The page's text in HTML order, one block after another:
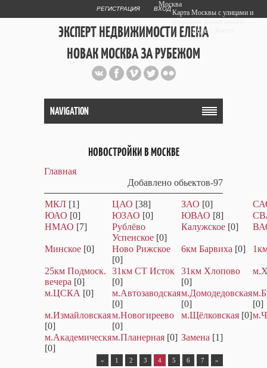
РЕГИСТРАЦИЯ ВХОД
ЭКСПЕРТ НЕДВИЖИМОСТИ ЕЛЕНА
НОВАК МОСКВА ЗА РУБЕЖОМ
Публичный сайт эксперта автора
web дизайнера+7 903 708 1884
NAVIGATION
НОВОСТРОЙКИ В МОСКВЕ
Главная
Добавлено обьектов-97
МКЛ [1] ЦАО [38] ЗАО [0]
ЮАО [0] ЮЗАО [0] ЮВАО [8]
НМАО [7]
Рублёво
Успенское [0]
Калужское [0]
Минское [0]
Ново Рижское
[0]
6км Барвиха [0]
25км Подмоск.
вечера [0]
31км СТ Исток
[0]
31км Хлопово
[0]
м.ЦСКА [0]
м.Автозаводская
[0]
м.Домодедовская
[0]
[0]
м.Измайловская
[0]
м.Новогиреево
[0]
м.Щёлковская [0]
м.Академическя
[0]
м.Планерная [0] Замена [1]
« 1 2 3 4 5 6 7 »
Москва
Карта Москвы с улицами и
Яндекс.Карты